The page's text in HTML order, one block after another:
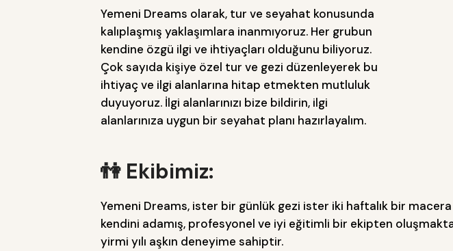
Yemeni Dreams olarak, tur ve seyahat konusunda
kalıplaşmış yaklaşımlara inanmıyoruz. Her grubun
kendine özgü ilgi ve ihtiyaçları olduğunu biliyoruz.
Çok sayıda kişiye özel tur ve gezi düzenleyerek bu
ihtiyaç ve ilgi alanlarına hitap etmekten mutluluk
duyuyoruz. İlgi alanlarınızı bize bildirin, ilgi
alanlarınıza uygun bir seyahat planı hazırlayalım.
👫 Ekibimiz:
Yemeni Dreams, ister bir günlük gezi ister iki haftalık bir
kendini adamış, profesyonel ve iyi eğitimli bir ekipten
yirmi yılı aşkın deneyime sahiptir.